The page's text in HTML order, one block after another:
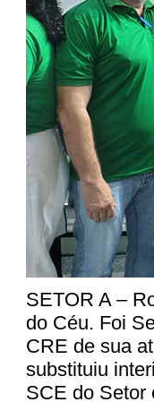
SETOR A –
do Céu. Foi
CRE de sua
substituiu
SCE do Setor